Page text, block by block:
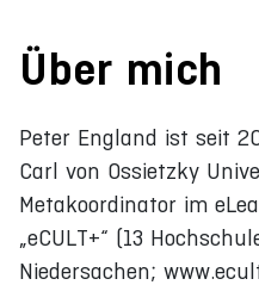
Über mich
Peter England ist seit
Carl von Ossietzky
Metakoordinator im
„eCULT+“ (13
Niedersachen;